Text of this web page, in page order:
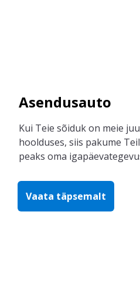
Asendusauto
Kui Teie sõiduk on meie
hoolduses, siis pakume
peaks oma
Vaata täpsemalt